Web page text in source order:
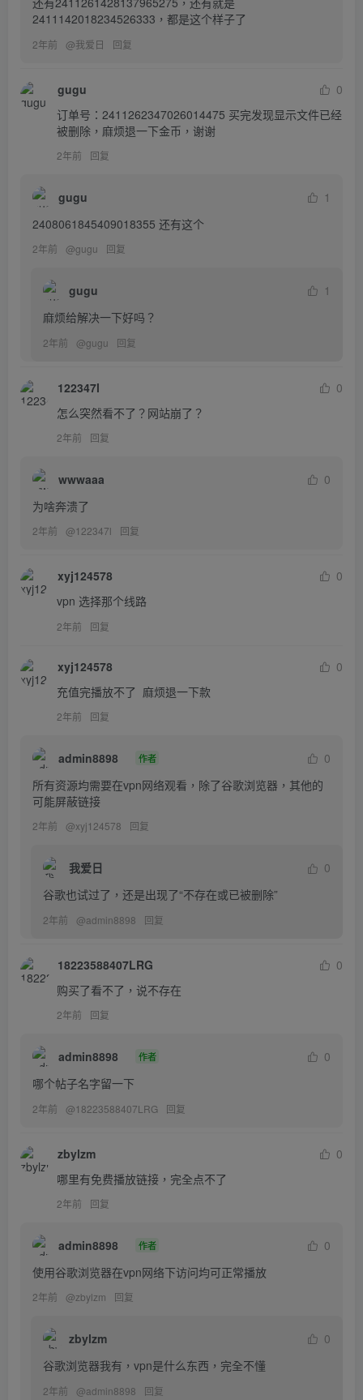
2411142018234526333，都是这个样子了
2年前 @我爱日 回复
gugu
0
订单号：2411262347026014475 买完发现显示文件已经
被删除，麻烦退一下金币，谢谢
2年前 回复
gugu
1
2408061845409018355 还有这个
2年前 @gugu 回复
gugu
1
麻烦给解决一下好吗？
2年前 @gugu 回复
122347l
0
怎么突然看不了？网站崩了？
2年前 回复
wwwaaa
0
为啥奔溃了
2年前 @122347l 回复
xyj124578
0
vpn 选择那个线路
2年前 回复
xyj124578
0
充值完播放不了  麻烦退一下款
2年前 回复
admin8898 作者
0
所有资源均需要在vpn网络观看，除了谷歌浏览器，其他的
可能屏蔽链接
2年前 @xyj124578 回复
我爱日
0
谷歌也试过了，还是出现了“不存在或已被删除”
2年前 @admin8898 回复
18223588407LRG
0
购买了看不了，说不存在
2年前 回复
admin8898 作者
0
哪个帖子名字留一下
2年前 @18223588407LRG 回复
zbylzm
0
哪里有免费播放链接，完全点不了
2年前 回复
admin8898 作者
0
使用谷歌浏览器在vpn网络下访问均可正常播放
2年前 @zbylzm 回复
zbylzm
0
谷歌浏览器我有，vpn是什么东西，完全不懂
2年前 @admin8898 回复